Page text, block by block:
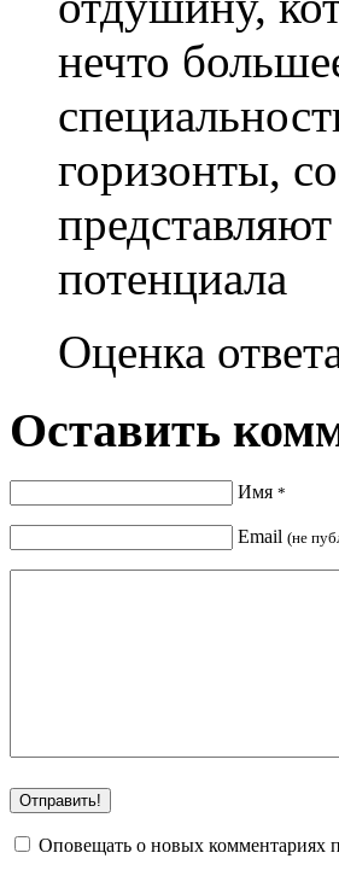
нечто
горизонты,
потенциала
Оценка
Оставить
Имя *
Email (не
Оповещать о новых комментариях